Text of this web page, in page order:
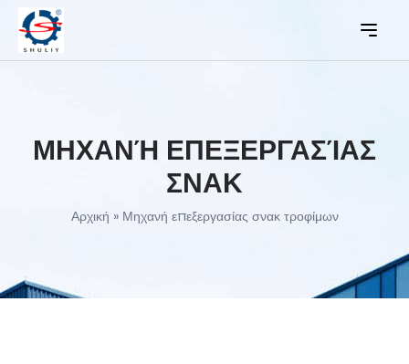
ΜΗΧΑΝΉ ΕΠΕΞΕΡΓΑΣΊΑΣ
ΣΝΑΚ
Αρχική » Μηχανή επεξεργασίας σνακ τροφίμων